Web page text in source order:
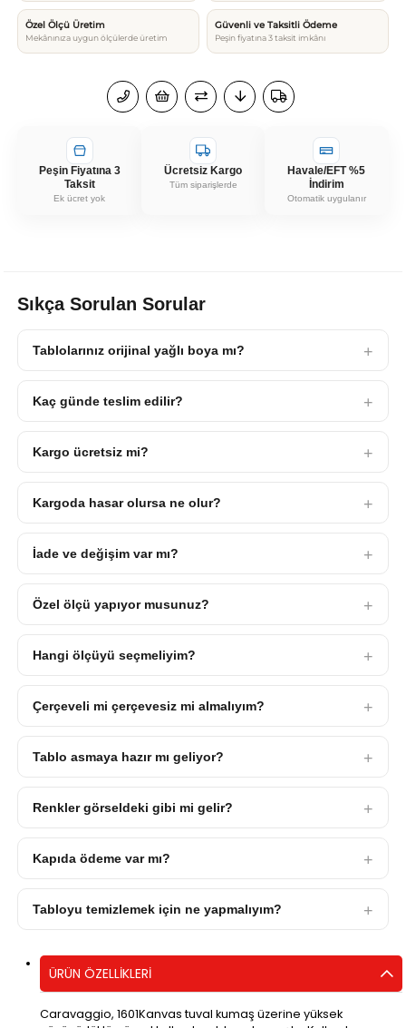
Özel Ölçü Üretim
Mekânınıza uygun ölçülerde üretim
Güvenli ve Taksitli Ödeme
Peşin fiyatına 3 taksit imkânı
Peşin Fiyatına 3
Taksit
Ek ücret yok
Ücretsiz Kargo
Tüm siparişlerde
Havale/EFT %5
İndirim
Otomatik uygulanır
Sıkça Sorulan Sorular
Tablolarınız orijinal yağlı boya mı?
Kaç günde teslim edilir?
Kargo ücretsiz mi?
Kargoda hasar olursa ne olur?
İade ve değişim var mı?
Özel ölçü yapıyor musunuz?
Hangi ölçüyü seçmeliyim?
Çerçeveli mi çerçevesiz mi almalıyım?
Tablo asmaya hazır mı geliyor?
Renkler görseldeki gibi mi gelir?
Kapıda ödeme var mı?
Tabloyu temizlemek için ne yapmalıyım?
ÜRÜN ÖZELLIKLERI
Caravaggio, 1601Kanvas tuval kumaş üzerine yüksek